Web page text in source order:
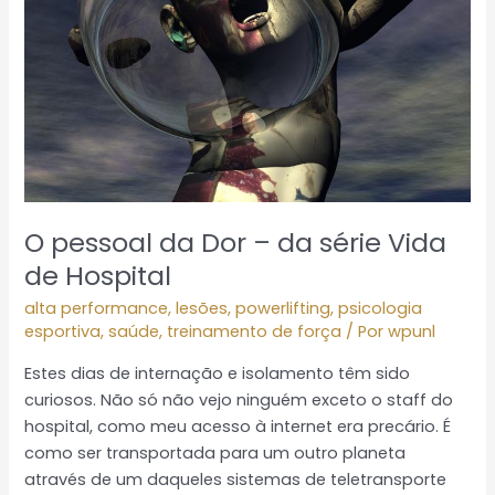
O pessoal da Dor – da série Vida
de Hospital
alta performance,lesões,powerlifting,psicologia
esportiva,saúde, treinamento de força / Porwpunl
Estes dias de internação e isolamento têm sido
curiosos. Não só não vejo ninguém exceto o staff do
hospital, como meu acesso à internet era precário. É
como ser transportada para um outro planeta
através de um daqueles sistemas de teletransporte
Hospital